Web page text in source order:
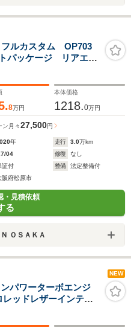
ルカスタム OP703
パッケージ リアエン
ッショナル カーボン
ライト ドライカーボ
8万円
本体価格
1218.0万円
ン 月々27,500円
年 走行 3.0万km
04 修復
なし
証付 整備
法定整備付
阪府松原市
・見積依頼
る
ＯＳＡＫＡ
NEW
ワーターボエンジ
ッドレザーインテリ
ーター Mエアロダイ
ー